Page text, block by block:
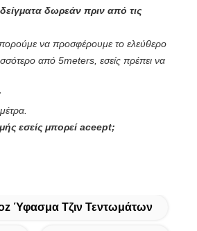
δωρεάν πριν από τις
να προσφέρουμε το ελεύθερο
από 5meters, εσείς πρέπει να
εσείς μπορεί aceept;
Ύφασμα Τζιν Τεντωμάτων